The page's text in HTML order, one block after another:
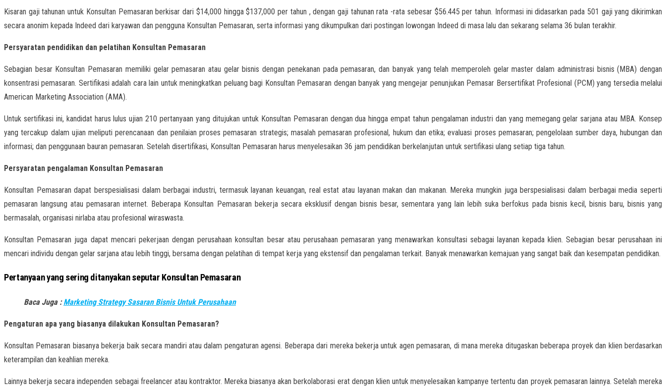
Kisaran gaji tahunan untuk Konsultan Pemasaran berkisar dari $14,000 hingga $137,000 per tahun , dengan gaji tahunan rata -rata sebesar $56.445 per tahun. Informasi ini didasarkan pada 501 gaji yang dikirimkan
secara anonim kepada Indeed dari karyawan dan pengguna Konsultan Pemasaran, serta informasi yang dikumpulkan dari postingan lowongan Indeed di masa lalu dan sekarang selama 36 bulan terakhir.
Persyaratan pendidikan dan pelatihan Konsultan Pemasaran
Sebagian besar Konsultan Pemasaran memiliki gelar pemasaran atau gelar bisnis dengan penekanan pada pemasaran, dan banyak yang telah memperoleh gelar master dalam administrasi bisnis (MBA) dengan
konsentrasi pemasaran. Sertifikasi adalah cara lain untuk meningkatkan peluang bagi Konsultan Pemasaran dengan banyak yang mengejar penunjukan Pemasar Bersertifikat Profesional (PCM) yang tersedia melalui
American Marketing Association (AMA).
Untuk sertifikasi ini, kandidat harus lulus ujian 210 pertanyaan yang ditujukan untuk Konsultan Pemasaran dengan dua hingga empat tahun pengalaman industri dan yang memegang gelar sarjana atau MBA. Konsep
yang tercakup dalam ujian meliputi perencanaan dan penilaian proses pemasaran strategis; masalah pemasaran profesional, hukum dan etika; evaluasi proses pemasaran; pengelolaan sumber daya, hubungan dan
informasi; dan penggunaan bauran pemasaran. Setelah disertifikasi, Konsultan Pemasaran harus menyelesaikan 36 jam pendidikan berkelanjutan untuk sertifikasi ulang setiap tiga tahun.
Persyaratan pengalaman Konsultan Pemasaran
Konsultan Pemasaran dapat berspesialisasi dalam berbagai industri, termasuk layanan keuangan, real estat atau layanan makan dan makanan. Mereka mungkin juga berspesialisasi dalam berbagai media seperti
pemasaran langsung atau pemasaran internet. Beberapa Konsultan Pemasaran bekerja secara eksklusif dengan bisnis besar, sementara yang lain lebih suka berfokus pada bisnis kecil, bisnis baru, bisnis yang
bermasalah, organisasi nirlaba atau profesional wiraswasta.
Konsultan Pemasaran juga dapat mencari pekerjaan dengan perusahaan konsultan besar atau perusahaan pemasaran yang menawarkan konsultasi sebagai layanan kepada klien. Sebagian besar perusahaan ini
mencari individu dengan gelar sarjana atau lebih tinggi, bersama dengan pelatihan di tempat kerja yang ekstensif dan pengalaman terkait. Banyak menawarkan kemajuan yang sangat baik dan kesempatan pendidikan.
Pertanyaan yang sering ditanyakan seputar Konsultan Pemasaran
Baca Juga :Marketing Strategy Sasaran Bisnis Untuk Perusahaan
Pengaturan apa yang biasanya dilakukan Konsultan Pemasaran?
Konsultan Pemasaran biasanya bekerja baik secara mandiri atau dalam pengaturan agensi. Beberapa dari mereka bekerja untuk agen pemasaran, di mana mereka ditugaskan beberapa proyek dan klien berdasarkan
keterampilan dan keahlian mereka.
Lainnya bekerja secara independen sebagai freelancer atau kontraktor. Mereka biasanya akan berkolaborasi erat dengan klien untuk menyelesaikan kampanye tertentu dan proyek pemasaran lainnya. Setelah mereka